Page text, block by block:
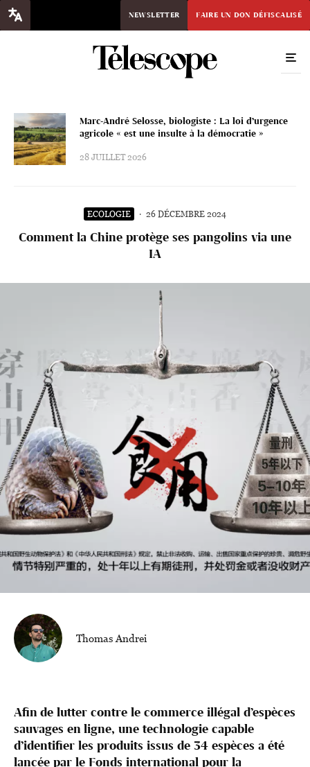
NEWSLETTER FAIRE UN DON DÉFISCALISÉ
Marc-André Selosse, biologiste : La loi d’urgence
agricole « est une insulte à la démocratie »
28 JUILLET 2026
ECOLOGIE · 26 DÉCEMBRE 2024
Comment la Chine protège ses pangolins via une
IA
Thomas Andrei
Afin de lutter contre le commerce illégal d’espèces
sauvages en ligne, une technologie capable
d’identifier les produits issus de 34 espèces a été
lancée par le Fonds international pour la